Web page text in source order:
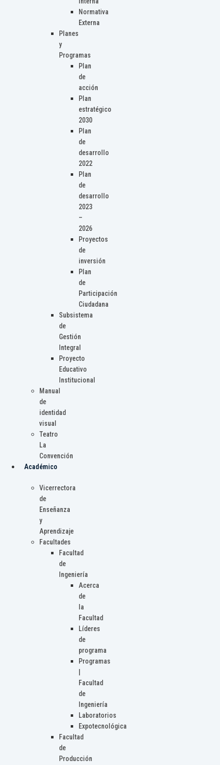
Normativa
Externa
Planes
y
Programas
Plan
de
acción
Plan
estratégico
2030
Plan
de
desarrollo
2022
Plan
de
desarrollo
2023
–
2026
Proyectos
de
inversión
Plan
de
Participación
Ciudadana
Subsistema
de
Gestión
Integral
Proyecto
Educativo
Institucional
Manual
de
identidad
visual
Teatro
La
Convención
Académico
Vicerrectora
de
Enseñanza
y
Aprendizaje
Facultades
Facultad
de
Ingeniería
Acerca
de
la
Facultad
Líderes
de
programa
Programas
Facultad
de
Ingeniería
Laboratorios
Expotecnológica
Facultad
de
Producción